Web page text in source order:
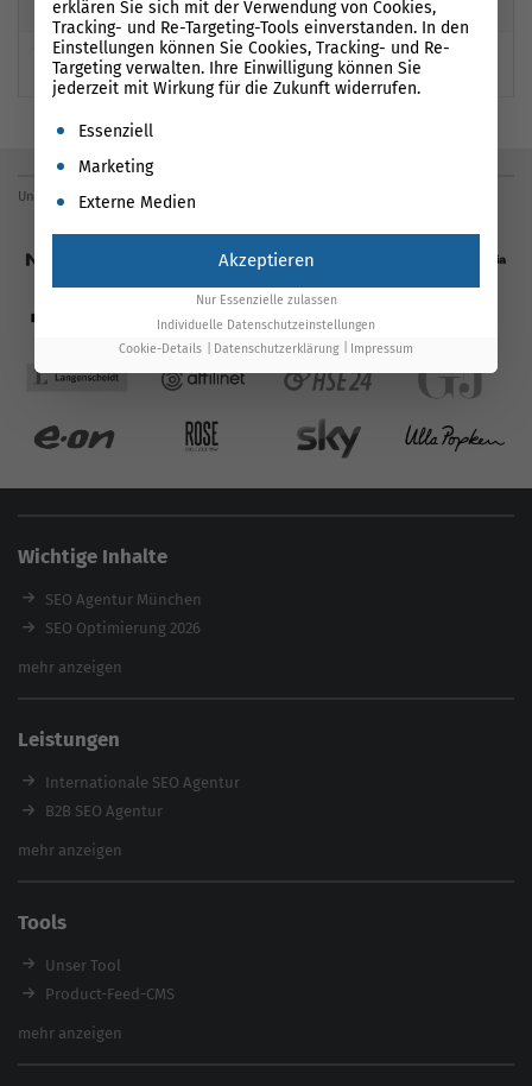
h/
https://www.wurfdesk.
ch/
0
Unsere Referenzen
Wichtige Inhalte
SEO Agentur München
SEO Optimierung 2026
Backlink-Audit 2026
Referenzen
E-Books
Magazin
mehr anzeigen
Leistungen
Internationale SEO Agentur
B2B SEO Agentur
Inhouse SEO Agentur
Enterprise SEO Agentur
Workshops
mehr anzeigen
Tools
Unser Tool
Product-Feed-CMS
Website Analyse
mehr anzeigen
erklären Sie sich mit der Verwendung von Cookies,
Tracking- und Re-Targeting-Tools einverstanden. In den
Einstellungen können Sie Cookies, Tracking- und Re-
Targeting verwalten. Ihre Einwilligung können Sie
jederzeit mit Wirkung für die Zukunft widerrufen.
Es folgt eine Liste der Service-Gruppen, für die eine
Essenziell
Marketing
Externe Medien
Akzeptieren
Nur Essenzielle zulassen
Individuelle Datenschutzeinstellungen
Cookie-Details
Datenschutzerklärung Impressum